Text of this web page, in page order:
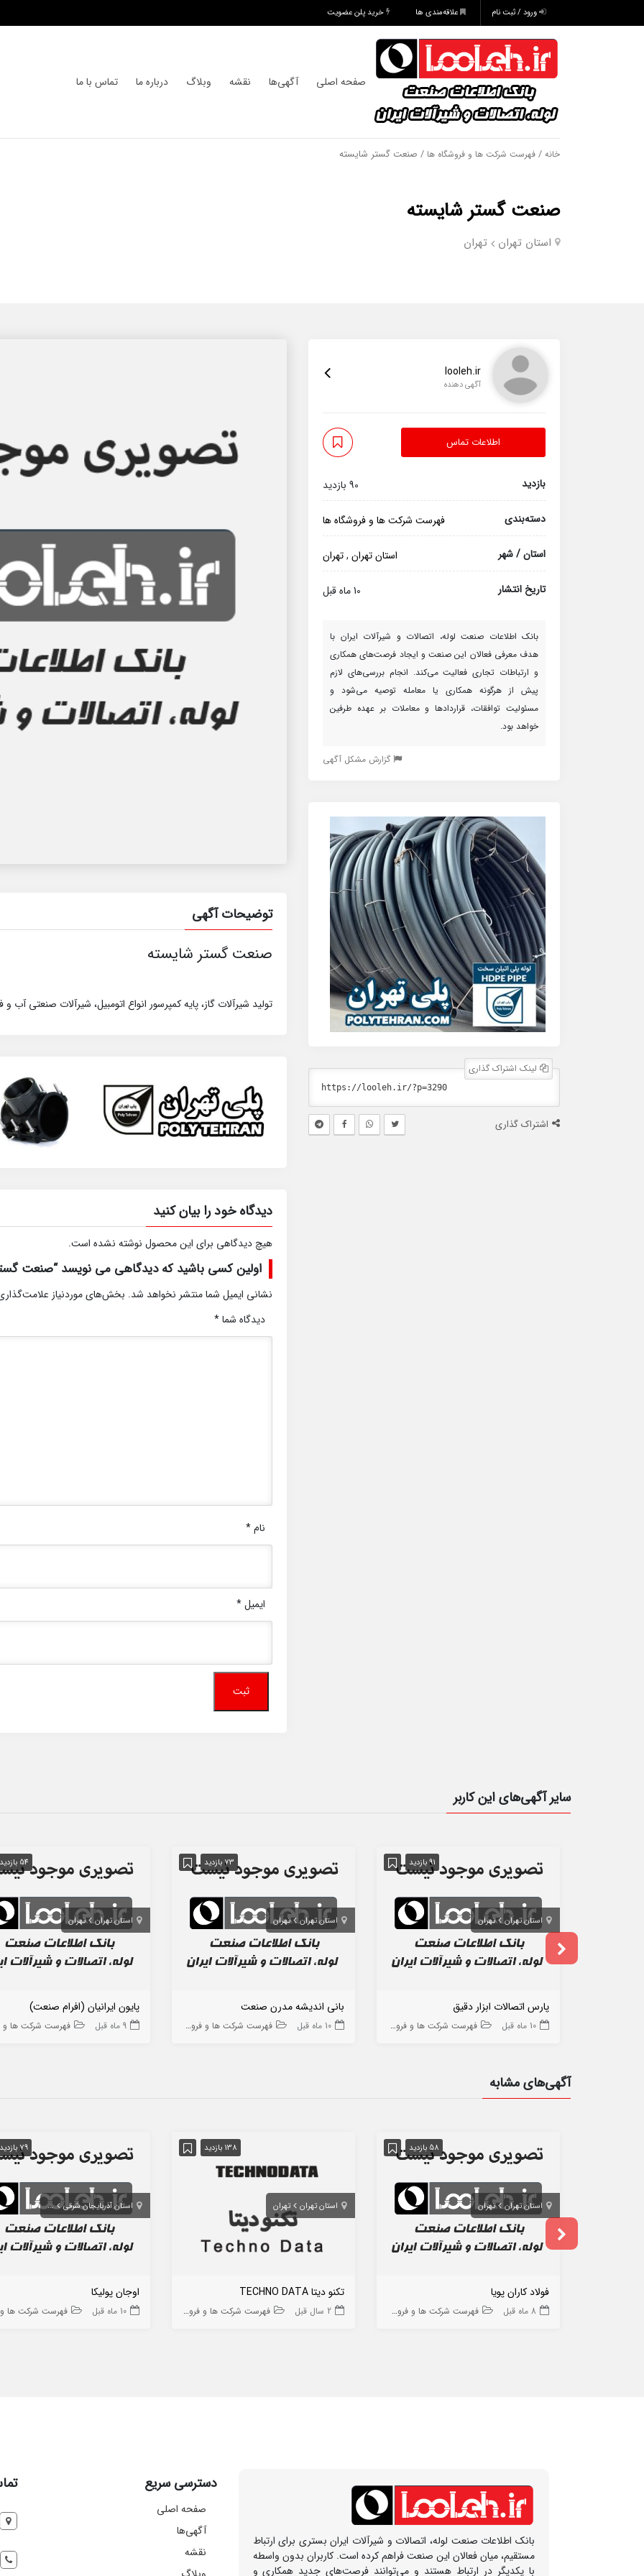
ورود / ثبت نام علاقه‌مندی ها خرید پلن عضویت
صفحه اصلی آگهی‌ها نقشه وبلاگ درباره ما تماس با ما
خانه / فهرست شرکت ها و فروشگاه ها / صنعت گستر شایسته
صنعت گستر شایسته
استان تهران تهران
looleh.ir
آگهی دهنده
اطلاعات تماس
بازدید 90 بازدید
دسته‌بندی فهرست شرکت ها و فروشگاه ها
استان / شهر استان تهران ,تهران
تاریخ انتشار 10 ماه قبل
بانک اطلاعات صنعت لوله، اتصالات و شیرآلات ایران با
هدف معرفی فعالان این صنعت و ایجاد فرصت‌های همکاری
و ارتباطات تجاری فعالیت می‌کند. انجام بررسی‌های لازم
پیش از هرگونه همکاری یا معامله توصیه می‌شود و
مسئولیت توافقات، قراردادها و معاملات بر عهده طرفین
خواهد بود.
گزارش مشکل آگهی
لینک اشتراک گذاری
اشتراک گذاری
توضیحات آگهی
صنعت گستر شایسته
تولید شیرآلات گاز، پایه کمپرسور انواع اتومبیل، شیرآلات صنعتی آب و
دیدگاه خود را بیان کنید
هیچ دیدگاهی برای این محصول نوشته نشده است.
اولین کسی باشید که دیدگاهی می نویسد “صنعت
نشانی ایمیل شما منتشر نخواهد شد. بخش‌های موردنیاز
دیدگاه شما*
نام*
ایمیل*
سایر آگهی‌های این کاربر
91 بازدید
استان تهران تهران
پارس اتصالات ابزار دقیق
10 ماه قبل فهرست شرکت ها و فروشگاه ها
73 بازدید
استان تهران تهران
بانی اندیشه مدرن صنعت
10 ماه قبل فهرست شرکت ها و فروشگاه ها
54 بازدید
استان تهران تهران
پایون ایرانیان (افرام صنعت)
9 ماه قبل فهرست شرکت ها و
آگهی‌های مشابه
58 بازدید
استان تهران تهران
فولاد کاران پویا
8 ماه قبل فهرست شرکت ها و فروشگاه ها
138 بازدید
استان تهران تهران
تکنو دیتا TECHNO DATA
2 سال قبل فهرست شرکت ها و فروشگاه ها
79 بازدید
استان آذربایجان شرقی تبریز
اوجان پولیکا
10 ماه قبل فهرست شرکت ها و
بانک اطلاعات صنعت لوله، اتصالات و شیرآلات ایران بستری برای ارتباط
مستقیم، میان فعالان این صنعت فراهم کرده است. کاربران بدون واسطه
با یکدیگر در ارتباط هستند و می‌توانند فرصت‌های جدید همکاری و
دسترسی سریع
صفحه اصلی
آگهی‌ها
نقشه